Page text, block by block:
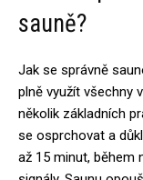
sauně?
Jak se správně
plně využít všechny
několik základních
se osprchovat a
až 15 minut, během